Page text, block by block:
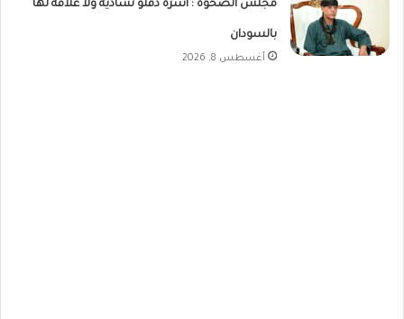
مجلس الصحوة : أسرة دقلو تشادية ولا علاقة لها
بالسودان
أغسطس 8, 2026